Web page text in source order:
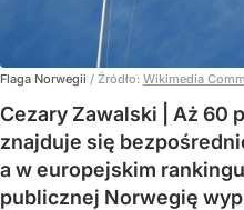
Flaga Norwegii / Źródło: Wikimedia
Cezary Zawalski | Aż 60
znajduje się
a w europejskim
publicznej Norwegię